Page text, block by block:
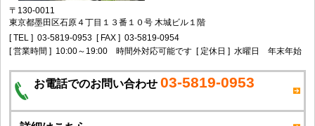
〒130-0011
東京都墨田区石原４丁目１３番１０号 木城ビル１階
[ TEL ] 03-5819-0953 [ FAX ] 03-5819-0954
[ 営業時間 ] 10:00～19:00 時間外対応可能です [ 定休日 ] 水曜日 年末年始
お電話でのお問い合わせ 03-5819-0953